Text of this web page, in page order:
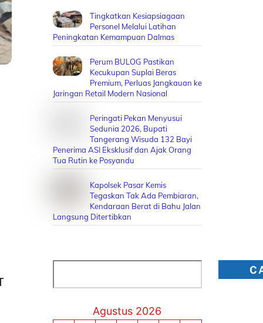
Tingkatkan Kesiapsiagaan
Personel Melalui Latihan
Peningkatan Kemampuan Dalmas
Perum BULOG Pastikan
Kecukupan Suplai Beras
Premium, Perluas Jangkauan ke
Jaringan Retail Modern Nasional
Peringati Pekan Menyusui
Sedunia 2026, Bupati
Tangerang Wisuda 132 Bayi
Penerima ASI Eksklusif dan Ajak Orang
Tua Rutin ke Posyandu
Kapolsek Pasar Kemis
Tegaskan Tak Ada Pembiaran,
Kendaraan Berat di Bahu Jalan
Langsung Ditertibkan
Agustus 2026